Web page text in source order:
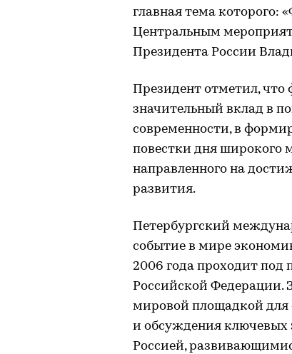
главная тема которого:
Центральным
Президента России
Президент отметил, что
значительный вклад в
современности, в
повестки дня широкого
направленного на
развития.
Петербургский
событие в мире
2006 года проходит под
Российской Федерации.
мировой площадкой для
и обсуждения ключевых
Россией,